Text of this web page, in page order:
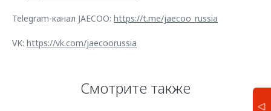
Telegram-канал JAECOO: https://t.me/jaecoo_russia
VK: https://vk.com/jaecoorussia
Смотрите также